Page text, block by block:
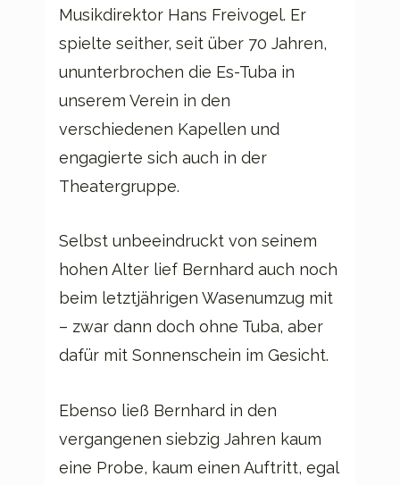
Musikdirektor Hans Freivogel. Er
spielte seither, seit über 70 Jahren,
ununterbrochen die Es-Tuba in
unserem Verein in den
verschiedenen Kapellen und
engagierte sich auch in der
Theatergruppe.
Selbst unbeeindruckt von seinem
hohen Alter lief Bernhard auch noch
beim letztjährigen Wasenumzug mit
– zwar dann doch ohne Tuba, aber
dafür mit Sonnenschein im Gesicht.
Ebenso ließ Bernhard in den
vergangenen siebzig Jahren kaum
eine Probe, kaum einen Auftritt, egal